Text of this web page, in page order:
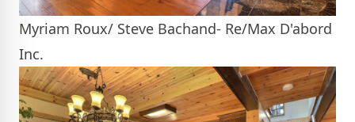
Myriam Roux/ Steve Bachand- Re/Max D'abord
Inc.